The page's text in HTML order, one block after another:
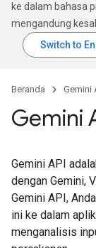
ke dalam bahasa
mengandung
Beranda Gemini
Gemini
Gemini API
dengan Gemini,
Gemini API,
ini ke dalam
menganalisis